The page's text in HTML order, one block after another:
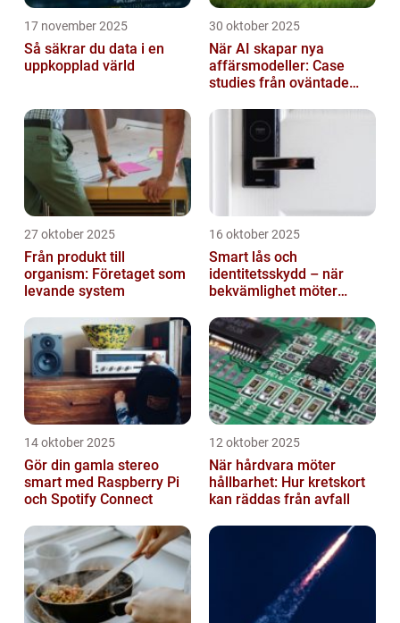
17 november 2025
Så säkrar du data i en
uppkopplad värld
30 oktober 2025
När AI skapar nya
affärsmodeller: Case
studies från oväntade
27 oktober 2025
Från produkt till
organism: Företaget som
levande system
16 oktober 2025
Smart lås och
identitetsskydd – när
bekvämlighet möter
14 oktober 2025
Gör din gamla stereo
smart med Raspberry Pi
och Spotify Connect
12 oktober 2025
När hårdvara möter
hållbarhet: Hur kretskort
kan räddas från avfall